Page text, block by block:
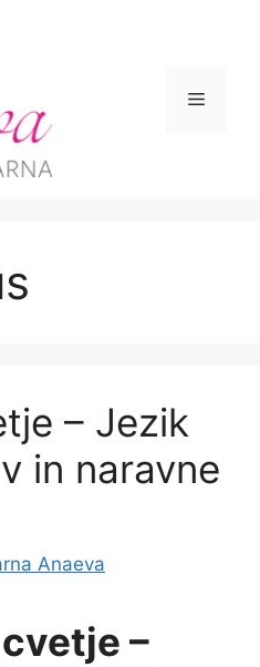
Menu
– Jezik
in naravne
Anaeva
–